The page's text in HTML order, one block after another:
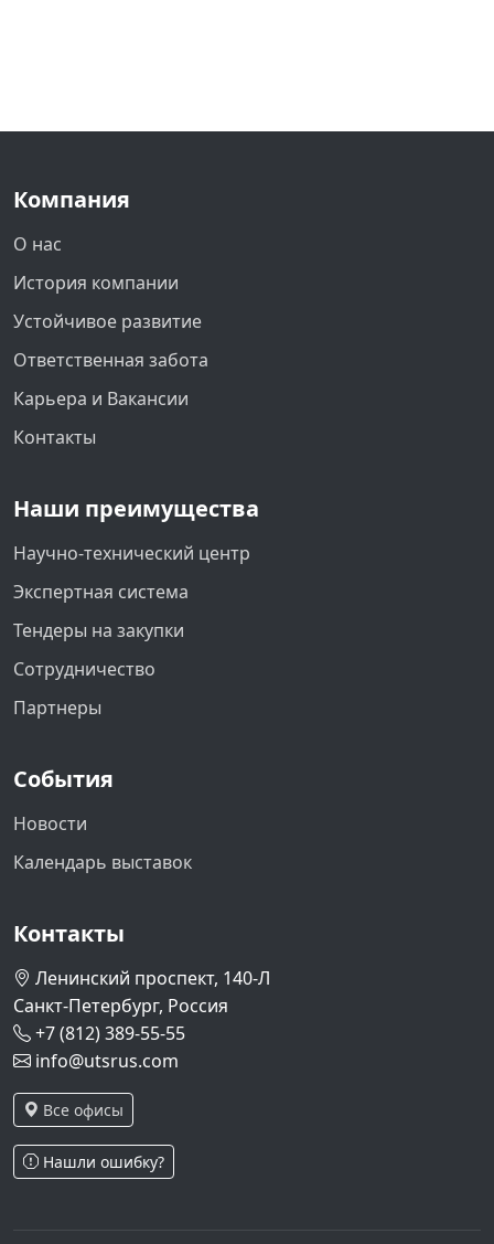
Компания
О нас
История компании
Устойчивое развитие
Ответственная забота
Карьера и Вакансии
Контакты
Наши преимущества
Научно-технический центр
Экспертная система
Тендеры на закупки
Сотрудничество
Партнеры
События
Новости
Календарь выставок
Контакты
Ленинский проспект, 140-Л
Санкт-Петербург, Россия
+7 (812) 389-55-55
info@utsrus.com
Все офисы
Нашли ошибку?